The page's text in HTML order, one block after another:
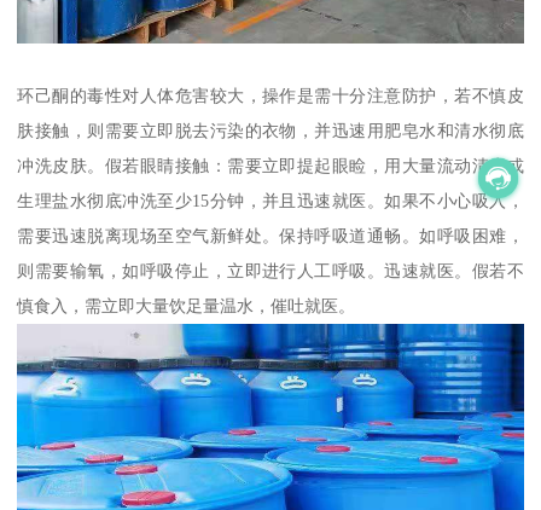
环己酮的毒性对人体危害较大，操作是需十分注意防护，若不慎皮
肤接触，则需要立即脱去污染的衣物，并迅速用肥皂水和清水彻底
冲洗皮肤。假若眼睛接触：需要立即提起眼睑，用大量流动清水或
生理盐水彻底冲洗至少15分钟，并且迅速就医。如果不小心吸入，
需要迅速脱离现场至空气新鲜处。保持呼吸道通畅。如呼吸困难，
则需要输氧，如呼吸停止，立即进行人工呼吸。迅速就医。假若不
慎食入，需立即大量饮足量温水，催吐就医。